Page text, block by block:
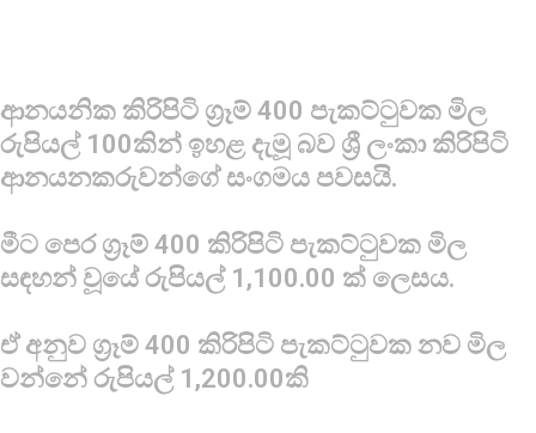
ආනයනික කිරිපිටි ග්‍රෑම් 400 පැකට්ටුවක මිල
රුපියල් 100කින් ඉහළ දැමූ බව ශ්‍රී ලංකා කිරිපිටි
ආනයනකරුවන්ගේ සංගමය පවසයි.
මීට පෙර ග්‍රෑම් 400 කිරිපිටි පැකට්ටුවක මිල
සඳහන් වූයේ රුපියල් 1,100.00 ක් ලෙසය.
ඒ අනුව ග්‍රෑම් 400 කිරිපිටි පැකට්ටුවක නව මිල
වන්නේ රුපියල් 1,200.00කි